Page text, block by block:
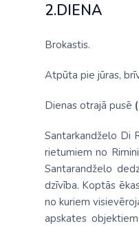
2.DIENA
Brokastis.
Atpūta pie jūras,
Dienas otrajā pusē
Santarkandželo Di
rietumiem no
Santarandželo
dzīvība. Koptās
no kuriem
apskates